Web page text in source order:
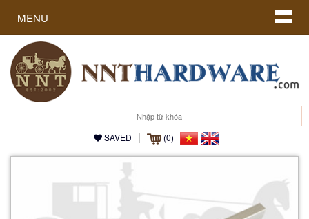
SAVED | (0)
MENU